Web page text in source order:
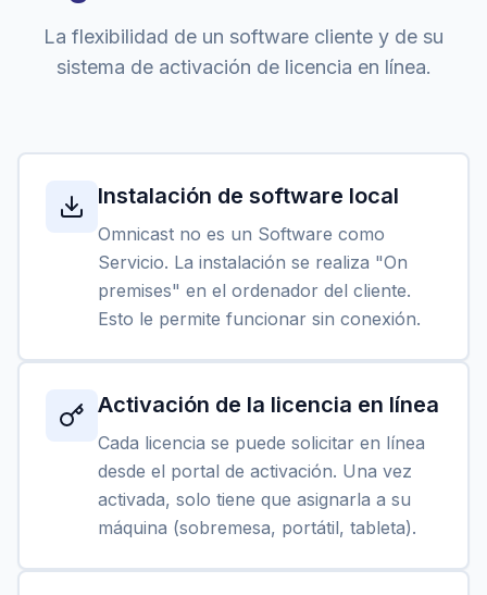
La flexibilidad de un software cliente y de su
sistema de activación de licencia en línea.
Instalación de software local
Omnicast no es un Software como
Servicio. La instalación se realiza "On
premises" en el ordenador del cliente.
Esto le permite funcionar sin conexión.
Activación de la licencia en línea
Cada licencia se puede solicitar en línea
desde el portal de activación. Una vez
activada, solo tiene que asignarla a su
máquina (sobremesa, portátil, tableta).